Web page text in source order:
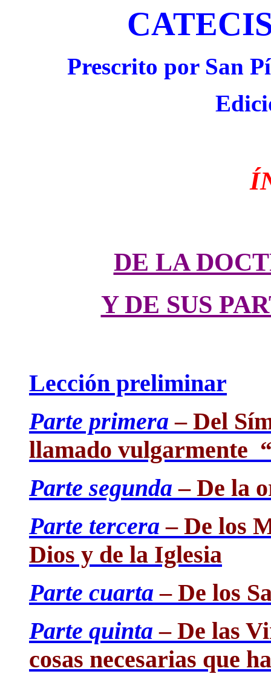
Prescrito por San
DE LA
Y DE SUS
Lección preliminar
Parte primera – Del
llamado vulgarmente
Parte segunda – De la
Parte tercera – De los
Dios y de la Iglesia
Parte cuarta – De los
Parte quinta – De las
cosas necesarias que